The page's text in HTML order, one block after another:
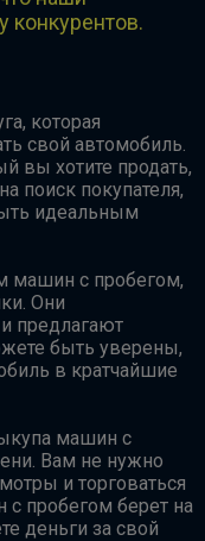
которая
свой автомобиль.
вы хотите продать,
поиск покупателя,
идеальным
машин с пробегом,
Они
предлагают
быть уверены,
в кратчайшие
машин с
Вам не нужно
и торговаться
пробегом берет на
деньги за свой